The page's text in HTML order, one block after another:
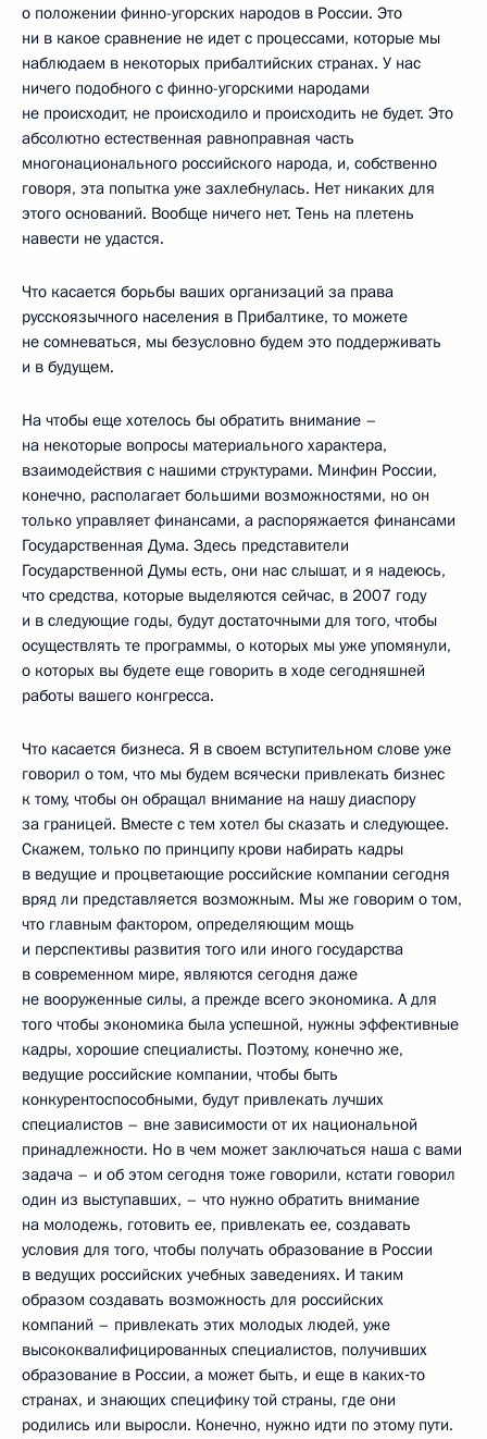
о положении финно-угорских народов в России. Это
ни в какое сравнение не идет с процессами, которые мы
наблюдаем в некоторых прибалтийских странах. У нас
ничего подобного с финно-угорскими народами
не происходит, не происходило и происходить не будет. Это
абсолютно естественная равноправная часть
многонационального российского народа, и, собственно
говоря, эта попытка уже захлебнулась. Нет никаких для
этого оснований. Вообще ничего нет. Тень на плетень
навести не удастся.
Что касается борьбы ваших организаций за права
русскоязычного населения в Прибалтике, то можете
не сомневаться, мы безусловно будем это поддерживать
и в будущем.
На чтобы еще хотелось бы обратить внимание –
на некоторые вопросы материального характера,
взаимодействия с нашими структурами. Минфин России,
конечно, располагает большими возможностями, но он
только управляет финансами, а распоряжается финансами
Государственная Дума. Здесь представители
Государственной Думы есть, они нас слышат, и я надеюсь,
что средства, которые выделяются сейчас, в 2007 году
и в следующие годы, будут достаточными для того, чтобы
осуществлять те программы, о которых мы уже упомянули,
о которых вы будете еще говорить в ходе сегодняшней
работы вашего конгресса.
Что касается бизнеса. Я в своем вступительном слове уже
говорил о том, что мы будем всячески привлекать бизнес
к тому, чтобы он обращал внимание на нашу диаспору
за границей. Вместе с тем хотел бы сказать и следующее.
Скажем, только по принципу крови набирать кадры
в ведущие и процветающие российские компании сегодня
вряд ли представляется возможным. Мы же говорим о том,
что главным фактором, определяющим мощь
и перспективы развития того или иного государства
в современном мире, являются сегодня даже
не вооруженные силы, а прежде всего экономика. А для
того чтобы экономика была успешной, нужны эффективные
кадры, хорошие специалисты. Поэтому, конечно же,
ведущие российские компании, чтобы быть
конкурентоспособными, будут привлекать лучших
специалистов – вне зависимости от их национальной
принадлежности. Но в чем может заключаться наша с вами
задача – и об этом сегодня тоже говорили, кстати говорил
один из выступавших, – что нужно обратить внимание
на молодежь, готовить ее, привлекать ее, создавать
условия для того, чтобы получать образование в России
в ведущих российских учебных заведениях. И таким
образом создавать возможность для российских
компаний – привлекать этих молодых людей, уже
высококвалифицированных специалистов, получивших
образование в России, а может быть, и еще в каких‑то
странах, и знающих специфику той страны, где они
родились или выросли. Конечно, нужно идти по этому пути.